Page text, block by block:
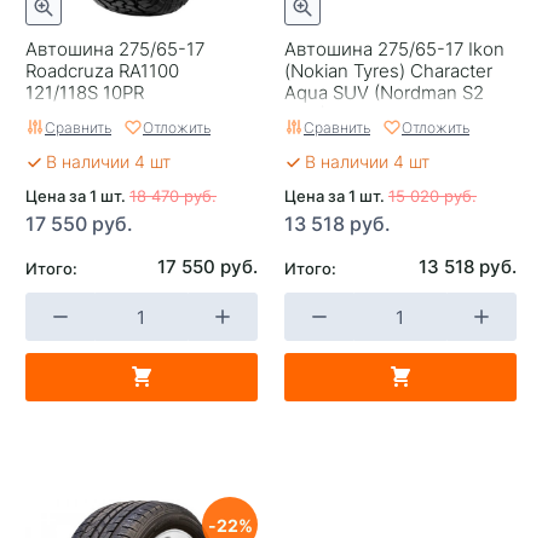
Гарантия
Нет
Страна изготовителя
Тйавань
Автошина 275/65-17
Roadcruza RA1100
121/118S 10PR
Сравнить Отложить
В наличии 4 шт
Цена за 1 шт. 18 470 руб.
17 550 руб.
Итого: 17 550 руб.
Автошина 275/65-17 Ikon
(Nokian Tyrеs) Character
Aqua SUV (Nordman S2
SUV) 115H
Сравнить Отложить
В наличии 4 шт
Цена за 1 шт. 15 020 руб.
13 518 руб.
Итого: 13 518 руб.
22